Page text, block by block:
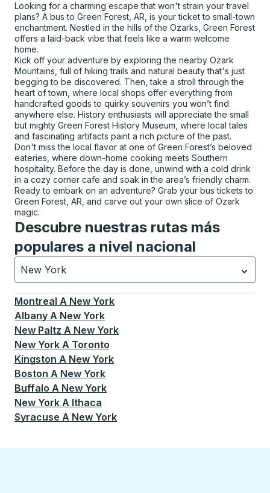
Looking for a charming escape that won't strain your travel
plans? A bus to Green Forest, AR, is your ticket to small-town
enchantment. Nestled in the hills of the Ozarks, Green Forest
offers a laid-back vibe that feels like a warm welcome
home.
Kick off your adventure by exploring the nearby Ozark
Mountains, full of hiking trails and natural beauty that's just
begging to be discovered. Then, take a stroll through the
heart of town, where local shops offer everything from
handcrafted goods to quirky souvenirs you won’t find
anywhere else. History enthusiasts will appreciate the small
but mighty Green Forest History Museum, where local tales
and fascinating artifacts paint a rich picture of the past.
Don't miss the local flavor at one of Green Forest’s beloved
eateries, where down-home cooking meets Southern
hospitality. Before the day is done, unwind with a cold drink
in a cozy corner cafe and soak in the area’s friendly charm.
Ready to embark on an adventure? Grab your bus tickets to
Green Forest, AR, and carve out your own slice of Ozark
magic.
Descubre nuestras rutas más
populares a nivel nacional
New York
Currently selected: New York.La selección está
Montreal A New York
Albany A New York
New Paltz A New York
New York A Toronto
Kingston A New York
Boston A New York
Buffalo A New York
New York A Ithaca
Syracuse A New York